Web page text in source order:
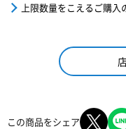
上限数量をこえるご購
この商品をシェア